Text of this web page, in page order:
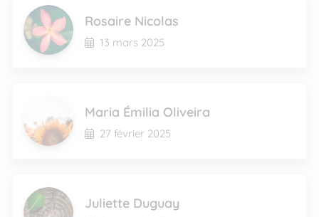
Rosaire Nicolas
13 mars 2025
Maria Émilia Oliveira
27 février 2025
Juliette Duguay